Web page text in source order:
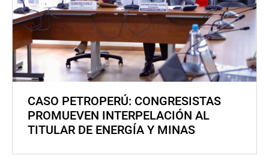
CASO PETROPERÚ: CONGRESISTAS
PROMUEVEN INTERPELACIÓN AL
TITULAR DE ENERGÍA Y MINAS